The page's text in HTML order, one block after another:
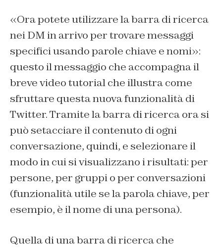
«Ora potete utilizzare la barra di ricerca
nei DM in arrivo per trovare messaggi
specifici usando parole chiave e nomi»:
questo il messaggio che accompagna il
breve video tutorial che illustra come
sfruttare questa nuova funzionalità di
Twitter. Tramite la barra di ricerca ora si
può setacciare il contenuto di ogni
conversazione, quindi, e selezionare il
modo in cui si visualizzano i risultati: per
persone, per gruppi o per conversazioni
(funzionalità utile se la parola chiave, per
esempio, è il nome di una persona).
Quella di una barra di ricerca che